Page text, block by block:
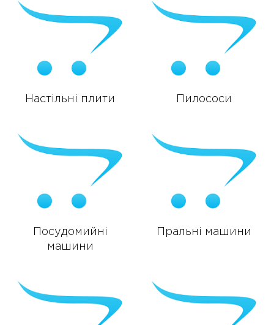
Настільні плити Пилососи
Посудомийні
машини
Пральні машини